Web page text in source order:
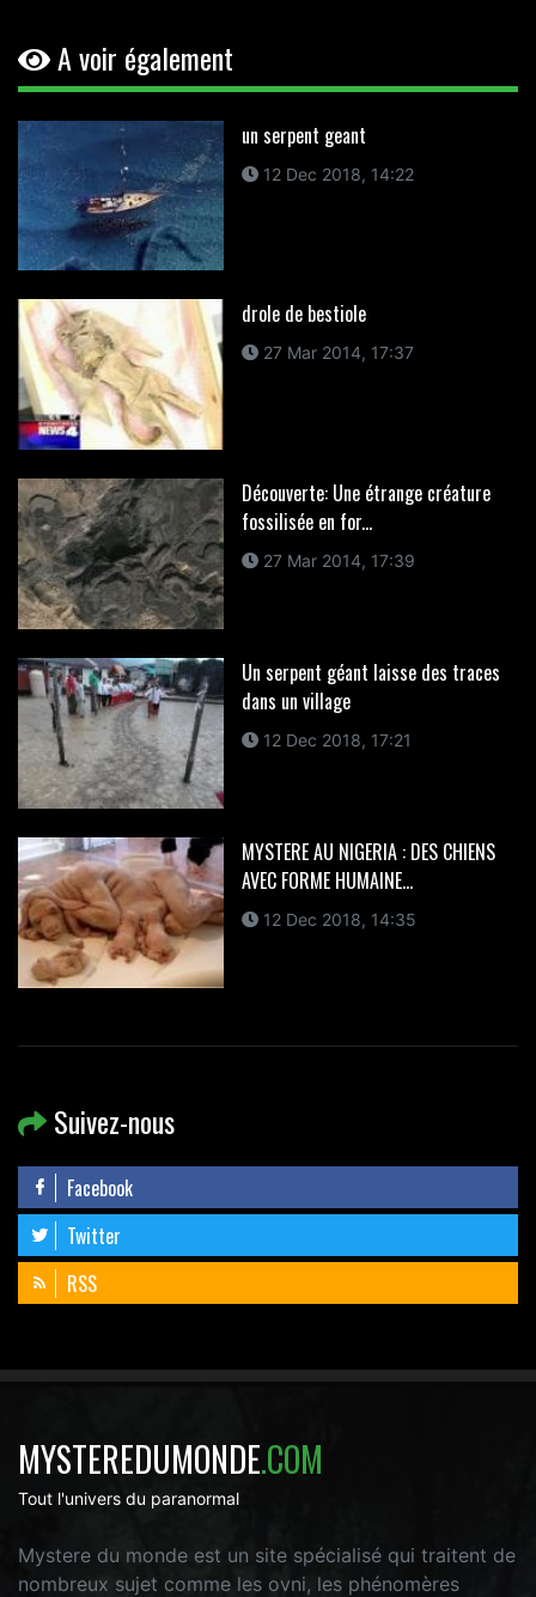
A voir également
un serpent geant
12 Dec 2018, 14:22
drole de bestiole
27 Mar 2014, 17:37
Découverte: Une étrange créature
fossilisée en for...
27 Mar 2014, 17:39
Un serpent géant laisse des traces
dans un village
12 Dec 2018, 17:21
MYSTERE AU NIGERIA : DES CHIENS
AVEC FORME HUMAINE...
12 Dec 2018, 14:35
Suivez-nous
Facebook
Twitter
RSS
MYSTEREDUMONDE.COM
Tout l'univers du paranormal
Mystere du monde est un site spécialisé qui traitent de
nombreux sujet comme les ovni, les phénomères